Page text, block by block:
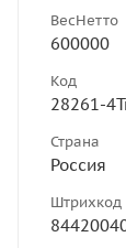
ВесНетто
600000
Код
28261-
Страна
Россия
Штрихкод